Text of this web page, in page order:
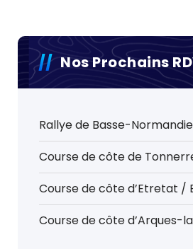
Nos Prochains
Rallye de Basse-
Course de côte de
Course de côte d’Etretat /
Course de côte d’Arques-